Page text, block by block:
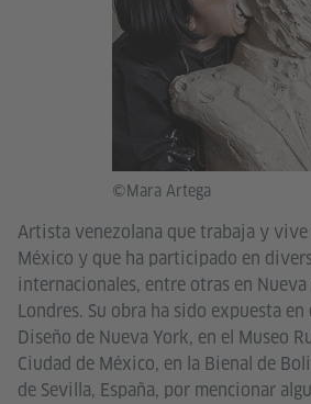
©Mara Artega
Artista venezolana que trabaja y vive
México y que ha participado en
internacionales, entre otras en Nueva
Londres. Su obra ha sido expuesta
Diseño de Nueva York, en el Museo
Ciudad de México, en la Bienal de
de Sevilla, España, por mencionar